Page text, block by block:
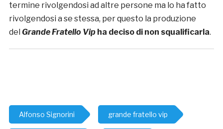
termine rivolgendosi ad altre persone ma lo ha fatto
rivolgendosi a se stessa, per questo la produzione
del Grande Fratello Vipha deciso di non squalificarla.
Alfonso Signorini grande fratello vip